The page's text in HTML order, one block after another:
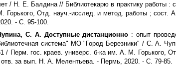
/ Н. Е. Балдина // Библиотекарю в практику работы :
Горького, Отд. науч.-исслед. и метод. работы ;
- С. 95-100.
С. А. Доступные дистанционно : опыт
система" МО "Город Березники" / С. А.
/ Перм. гос. краев. универс. б-ка им. А. М. Горького,
за вып. Н. А. Мелентьева. - Пермь, 2020. - С. 79-85.